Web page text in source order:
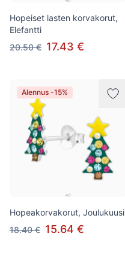
Hopeiset lasten korvakorut,
Elefantti
20.50 € 17.43 €
Alennus -15%
Hopeakorvakorut, Joulukuusi
18.40 € 15.64 €